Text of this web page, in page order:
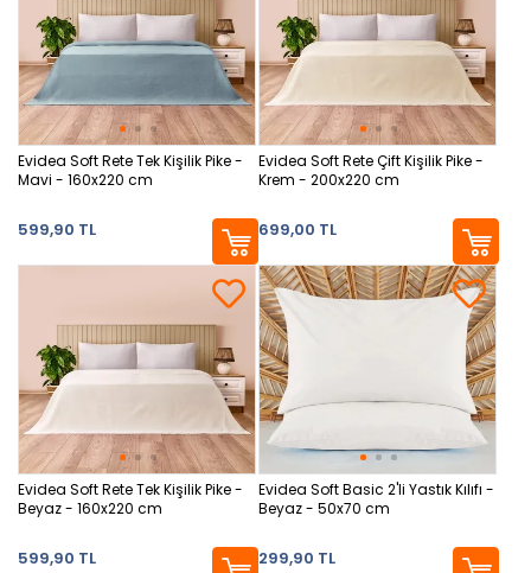
Evidea Soft Rete Tek Kişilik Pike -
Mavi - 160x220 cm
599,90 TL
Evidea Soft Rete Çift Kişilik Pike -
Krem - 200x220 cm
699,00 TL
Evidea Soft Rete Tek Kişilik Pike -
Beyaz - 160x220 cm
599,90 TL
Evidea Soft Basic 2'li Yastık Kılıfı -
Beyaz - 50x70 cm
299,90 TL